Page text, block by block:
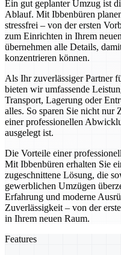
Ein gut geplanter Umzug ist
Ablauf. Mit Ibbenbüren
stressfrei – von der ersten
zum Einrichten in Ihrem
übernehmen alle Details,
konzentrieren können.
Als Ihr zuverlässiger Partner
bieten wir umfassende
Transport, Lagerung oder
alles. So sparen Sie nicht nur
einer professionellen
ausgelegt ist.
Die Vorteile einer
Mit Ibbenbüren erhalten Sie
zugeschnittene Lösung, die
gewerblichen Umzügen
Erfahrung und moderne
Zuverlässigkeit – von der
in Ihrem neuen Raum.
Features